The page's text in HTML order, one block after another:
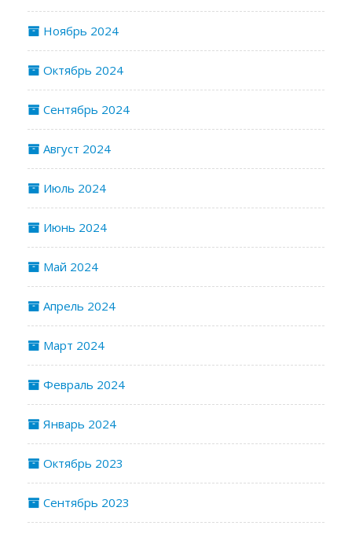
Ноябрь 2024
Октябрь 2024
Сентябрь 2024
Август 2024
Июль 2024
Июнь 2024
Май 2024
Апрель 2024
Март 2024
Февраль 2024
Январь 2024
Октябрь 2023
Сентябрь 2023